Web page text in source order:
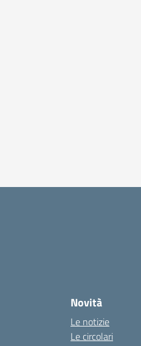
Novità
Le notizie
Le circolari